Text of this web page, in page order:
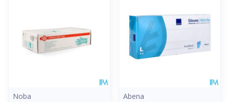
Noba
Abena